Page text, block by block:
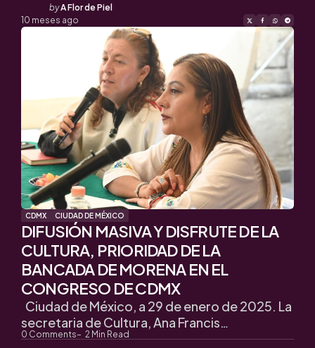
Posted
by
byA Flor de Piel
10 meses ago
CDMX CIUDAD DE MÉXICO
DIFUSIÓN MASIVA Y DISFRUTE DE LA
CULTURA, PRIORIDAD DE LA
BANCADA DE MORENA EN EL
CONGRESO DE CDMX
0 Comments 2 Min Read
Ciudad de México, a 29 de enero de 2025. La
secretaria de Cultura, Ana Francis…